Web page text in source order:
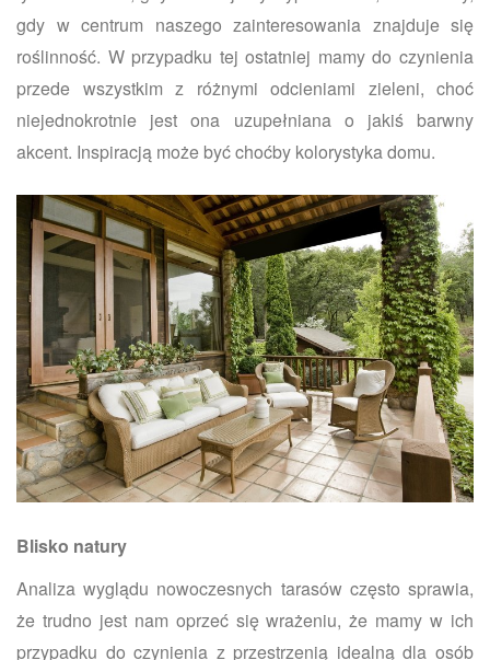
gdy w centrum naszego zainteresowania znajduje się
roślinność. W przypadku tej ostatniej mamy do czynienia
przede wszystkim z różnymi odcieniami zieleni, choć
niejednokrotnie jest ona uzupełniana o jakiś barwny
akcent. Inspiracją może być choćby kolorystyka domu.
Blisko natury
Analiza wyglądu nowoczesnych tarasów często sprawia,
że trudno jest nam oprzeć się wrażeniu, że mamy w ich
przypadku do czynienia z przestrzenią idealną dla osób